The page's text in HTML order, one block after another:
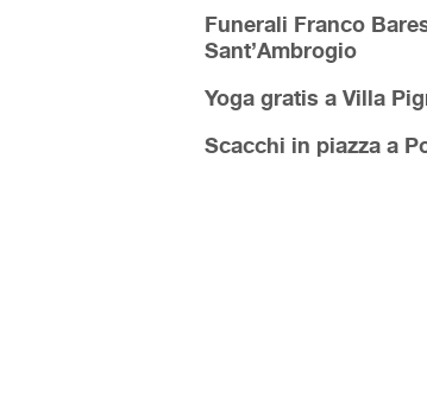
Funerali Franco
Sant’Ambrogio
Yoga gratis a Villa
Scacchi in piazza a